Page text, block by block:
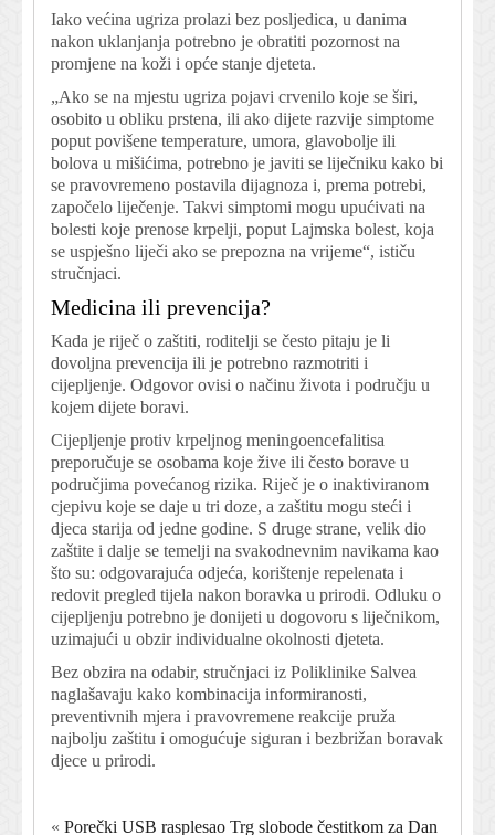
Iako većina ugriza prolazi bez posljedica, u danima
nakon uklanjanja potrebno je obratiti pozornost na
promjene na koži i opće stanje djeteta.
„Ako se na mjestu ugriza pojavi crvenilo koje se širi,
osobito u obliku prstena, ili ako dijete razvije simptome
poput povišene temperature, umora, glavobolje ili
bolova u mišićima, potrebno je javiti se liječniku kako bi
se pravovremeno postavila dijagnoza i, prema potrebi,
započelo liječenje. Takvi simptomi mogu upućivati na
bolesti koje prenose krpelji, poput Lajmska bolest, koja
se uspješno liječi ako se prepozna na vrijeme“, ističu
stručnjaci.
Medicina ili prevencija?
Kada je riječ o zaštiti, roditelji se često pitaju je li
dovoljna prevencija ili je potrebno razmotriti i
cijepljenje. Odgovor ovisi o načinu života i području u
kojem dijete boravi.
Cijepljenje protiv krpeljnog meningoencefalitisa
preporučuje se osobama koje žive ili često borave u
područjima povećanog rizika. Riječ je o inaktiviranom
cjepivu koje se daje u tri doze, a zaštitu mogu steći i
djeca starija od jedne godine. S druge strane, velik dio
zaštite i dalje se temelji na svakodnevnim navikama kao
što su: odgovarajuća odjeća, korištenje repelenata i
redovit pregled tijela nakon boravka u prirodi. Odluku o
cijepljenju potrebno je donijeti u dogovoru s liječnikom,
uzimajući u obzir individualne okolnosti djeteta.
Bez obzira na odabir, stručnjaci iz Poliklinike Salvea
naglašavaju kako kombinacija informiranosti,
preventivnih mjera i pravovremene reakcije pruža
najbolju zaštitu i omogućuje siguran i bezbrižan boravak
djece u prirodi.
« Porečki USB rasplesao Trg slobode čestitkom za Dan